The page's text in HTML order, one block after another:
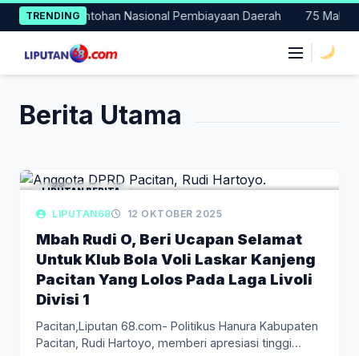
Skip
to
content
TRENDING
Percontohan Nasional Pembiayaan Daerah 75
Berita Utama
LIPUTAN BERITA
LIPUTAN68 12 OKTOBER 2025
Mbah Rudi O, Beri Ucapan Selamat
Untuk Klub Bola Voli Laskar Kanjeng
Pacitan Yang Lolos Pada Laga Livoli
Divisi 1
Pacitan,Liputan 68.com- Politikus Hanura Kabupaten
Pacitan, Rudi Hartoyo, memberi apresiasi tinggi